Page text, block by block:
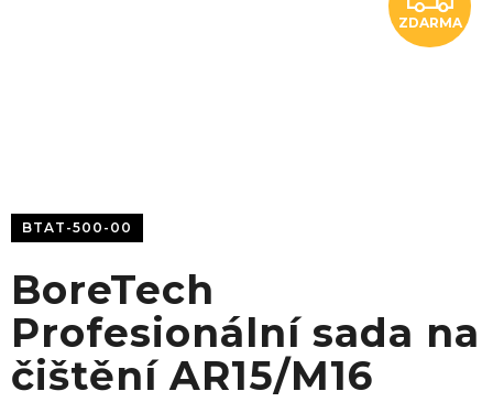
D
ZDARMA
BoreTech
Profesionální sada na
čištění AR15/M16
BTAT-500-00